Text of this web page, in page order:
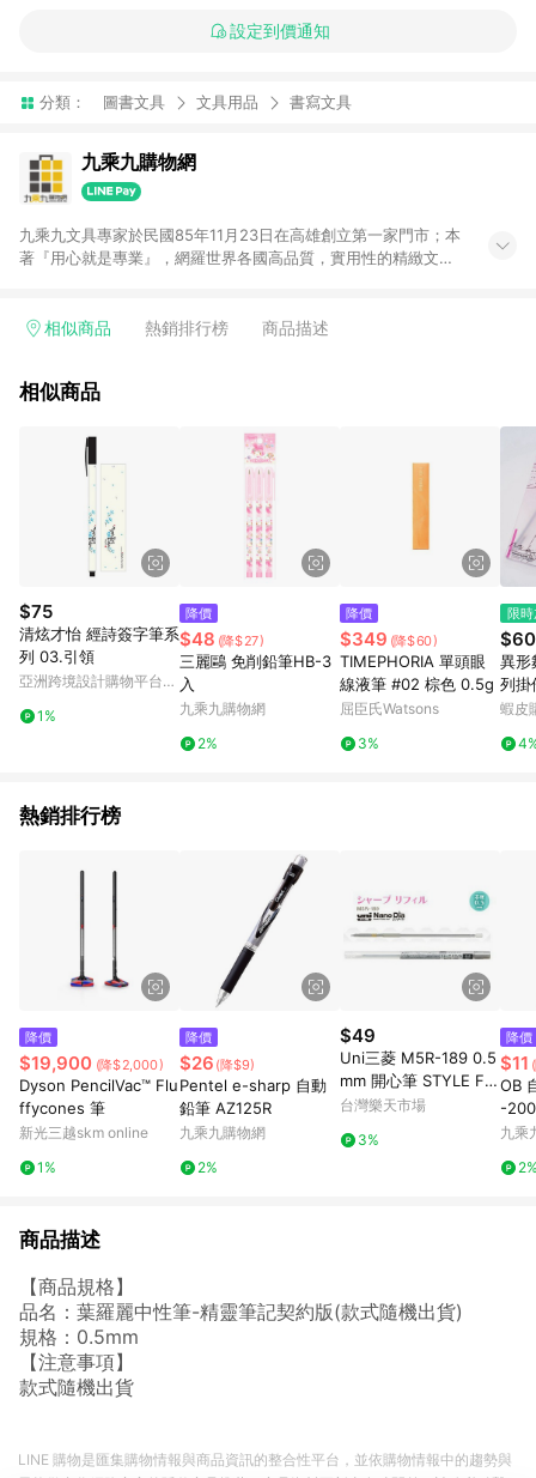
設定到價通知
分類： 圖書文具 文具用品 書寫文具
九乘九購物網
九乘九文具專家於民國85年11月23日在高雄創立第一家門市；本
著『用心就是專業』，網羅世界各國高品質，實用性的精緻文具
非店舖通路及整合虛實行銷為目標，並以完整的物流倉儲系統，
才享有回饋，點數將於廠商出貨後 30 天前後發送。 (2) 門市訂
導購資格。 (3) 使用九乘九APP下單，將無法獲得點數回饋。
相似商品 熱銷排行榜 商品描述
相似商品
$75
清炫才怡 經詩簽字筆系
列 03.引領
亞洲跨境設計購物平台
1%
降價
$48 (降$27)
三麗鷗 免削鉛筆HB-3
入
九乘九購物網
2%
降價
$349 (降$60)
TIMEPHORIA 單頭眼
線液筆 #02 棕色 0.5g
屈臣氏Watsons
3%
限
$60
異形
列掛
值禮
蝦皮
熱銷排行榜
降價
$19,900 (降$2,000)
Dyson PencilVac™ Flu
ffycones 筆
新光三越skm online
1%
降價
$26 (降$9)
Pentel e-sharp 自動
鉛筆 AZ125R
九乘九購物網
2%
$49
Uni三菱 M5R-189 0.5
mm 開心筆 STYLE FIT
自動鉛筆筆芯 自動筆芯
額下單10%點數(單一帳
台灣樂天市場
3%
降價
$11
OB
-
九乘
商品描述
【商品規格】
品名：葉羅麗中性筆-精靈筆記契約版(款式隨機出貨)
規格：0.5mm
【注意事項】
款式隨機出貨
LINE 購物是匯集購物情報與商品資訊的整合性平台，並依購物情報中的趨勢與